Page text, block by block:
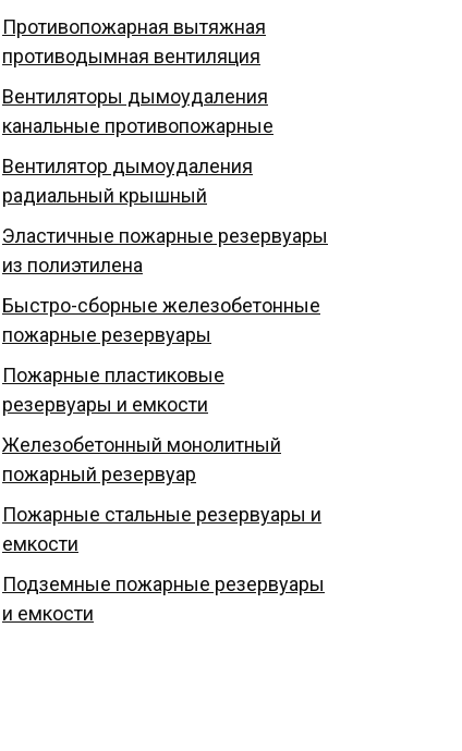
Противопожарная вытяжная
противодымная вентиляция
Вентиляторы дымоудаления
канальные противопожарные
Вентилятор дымоудаления
радиальный крышный
Эластичные пожарные резервуары
из полиэтилена
Быстро-сборные железобетонные
пожарные резервуары
Пожарные пластиковые
резервуары и емкости
Железобетонный монолитный
пожарный резервуар
Пожарные стальные резервуары и
емкости
Подземные пожарные резервуары
и емкости